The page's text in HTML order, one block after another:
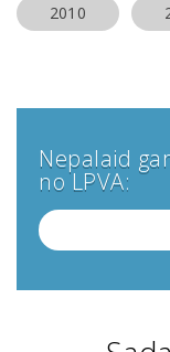
2010
Nepalaid
no LPVA: